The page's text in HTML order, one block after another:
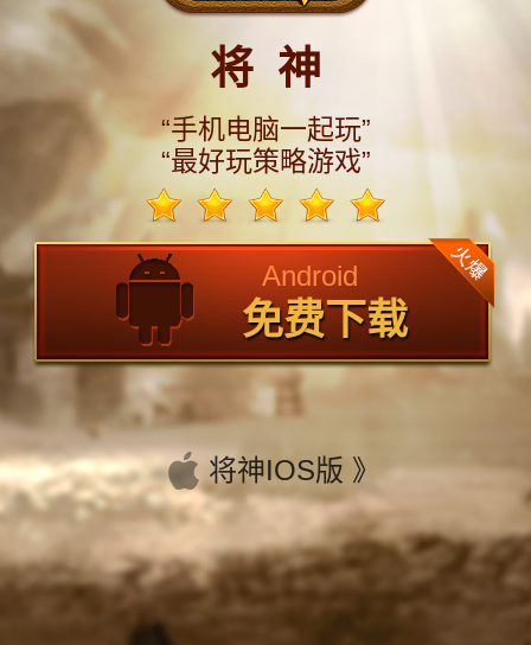
将 神
“手机电脑一起玩”
“最好玩策略游戏”
Android
免费下载
将神IOS版 》